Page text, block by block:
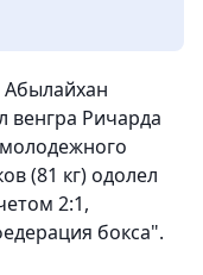
венгра Ричарда
(81 кг) одолел
2:1,
бокса".